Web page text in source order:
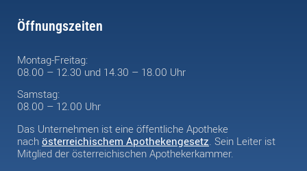
Öffnungszeiten
Montag-Freitag:
08.00 – 12.30 und 14.30 – 18.00 Uhr
Samstag:
08.00 – 12.00 Uhr
Das Unternehmen ist eine öffentliche Apotheke
nach österreichischem Apothekengesetz . Sein Leiter ist
Mitglied der österreichischen Apothekerkammer.